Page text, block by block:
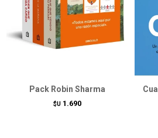
Pack Robin Sharma
$U 1.690